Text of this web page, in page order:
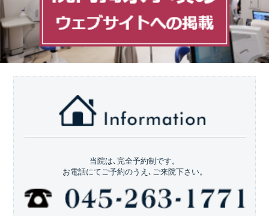
当院は､完全予約制です。
お電話にてご予約のうえ､ご来院下さい。